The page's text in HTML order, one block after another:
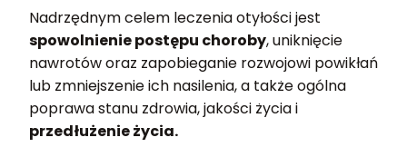
Nadrzędnym celem leczenia otyłości jest
spowolnienie postępu choroby, uniknięcie
nawrotów oraz zapobieganie rozwojowi powikłań
lub zmniejszenie ich nasilenia, a także ogólna
poprawa stanu zdrowia, jakości życia i
przedłużenie życia.